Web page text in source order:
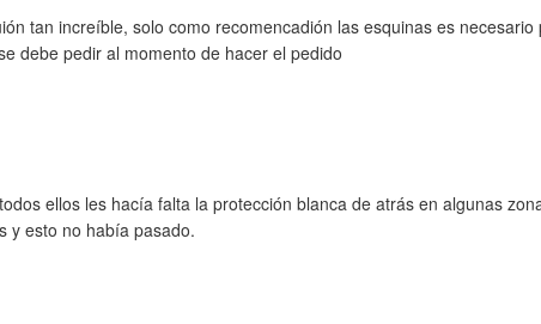
tan increíble, solo como recomencadión las esquinas es
debe pedir al momento de hacer el pedido
ellos les hacía falta la protección blanca de atrás en algunas
y esto no había pasado.